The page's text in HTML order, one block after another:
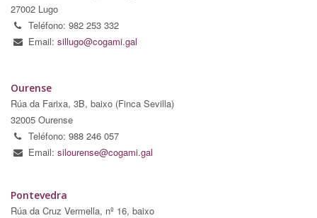
27002 Lugo
Teléfono: 982 253 332
Email: sillugo@cogami.gal
Ourense
Rúa da Farixa, 3B, baixo (Finca Sevilla)
32005 Ourense
Teléfono: 988 246 057
Email: silourense@cogami.gal
Pontevedra
Rúa da Cruz Vermella, nº 16, baixo